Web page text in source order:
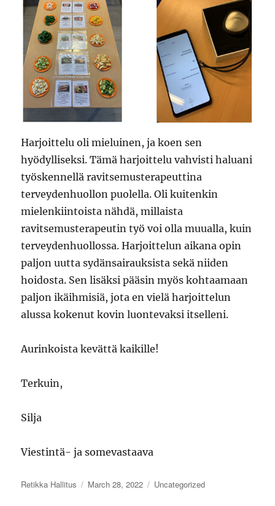
Harjoittelu oli mieluinen, ja koen sen
hyödylliseksi. Tämä harjoittelu vahvisti haluani
työskennellä ravitsemusterapeuttina
terveydenhuollon puolella. Oli kuitenkin
mielenkiintoista nähdä, millaista
ravitsemusterapeutin työ voi olla muualla, kuin
terveydenhuollossa. Harjoittelun aikana opin
paljon uutta sydänsairauksista sekä niiden
hoidosta. Sen lisäksi pääsin myös kohtaamaan
paljon ikäihmisiä, jota en vielä harjoittelun
alussa kokenut kovin luontevaksi itselleni.
Aurinkoista kevättä kaikille!
Terkuin,
Silja
Viestintä- ja somevastaava
Author
Retikka Hallitus
Posted
March 28, 2022 Categories
Uncategorized